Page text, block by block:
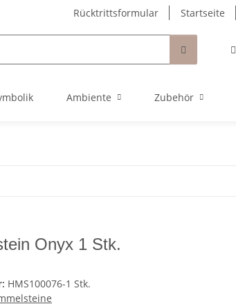
Rücktrittsformular Startseite
Ambiente Zubehör
Onyx 1 Stk.
HMS100076-1 Stk.